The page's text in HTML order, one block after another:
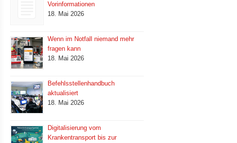
Vorinformationen
18. Mai 2026
Wenn im Notfall niemand mehr
fragen kann
18. Mai 2026
Befehlsstellenhandbuch
aktualisiert
18. Mai 2026
Digitalisierung vom
Krankentransport bis zur